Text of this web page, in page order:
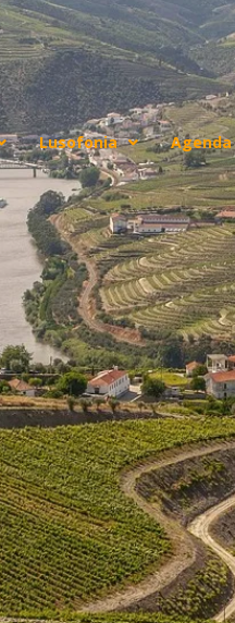
Lusofonia Agenda